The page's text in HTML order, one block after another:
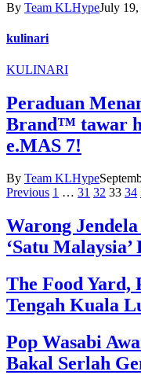
By Team KLHypeJuly
kulinari
KULINARI
Peraduan
Brand™ tawar
e.MAS 7!
By Team KLHype
Previous 1 … 31 32 33 34
Warong
‘Satu
The Food Yard,
Tengah Kuala
Pop Wasabi
Bakal Serlah